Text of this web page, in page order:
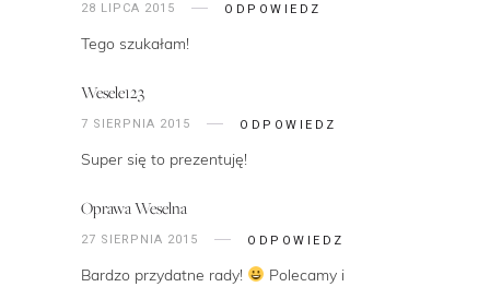
28 LIPCA 2015 ODPOWIEDZ
Tego szukałam!
Wesele123
7 SIERPNIA 2015 ODPOWIEDZ
Super się to prezentuję!
Oprawa Weselna
27 SIERPNIA 2015 ODPOWIEDZ
Bardzo przydatne rady! Polecamy i